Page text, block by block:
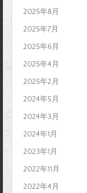
2025年8月
2025年7月
2025年6月
2025年4月
2025年2月
2024年5月
2024年3月
2024年1月
2023年1月
2022年11月
2022年4月